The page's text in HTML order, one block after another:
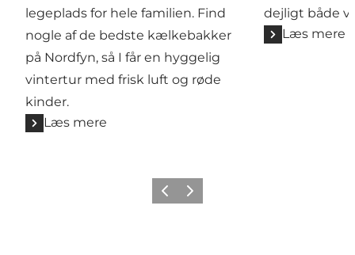
legeplads for hele familien. Find
nogle af de bedste kælkebakker
på Nordfyn, så I får en hyggelig
vintertur med frisk luft og røde
kinder.
Læs mere
dejligt både
Læs mere
Forrige billede
Næste billede